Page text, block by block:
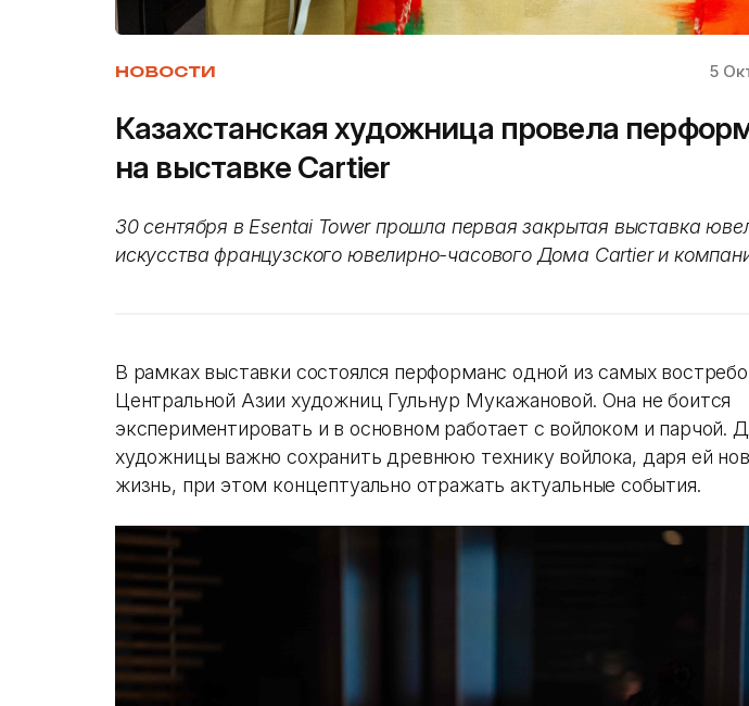
НОВОСТИ 5
Казахстанская художница провела
на выставке Cartier
30 сентября в Esentai Tower прошла первая закрытая выставка
искусства французского ювелирно-часового Дома Cartier и
В рамках выставки состоялся перформанс одной из самых
Центральной Азии художниц Гульнур Мукажановой. Она не боится
экспериментировать и в основном работает с войлоком и парчой.
художницы важно сохранить древнюю технику войлока, даря ей
жизнь, при этом концептуально отражать актуальные события.